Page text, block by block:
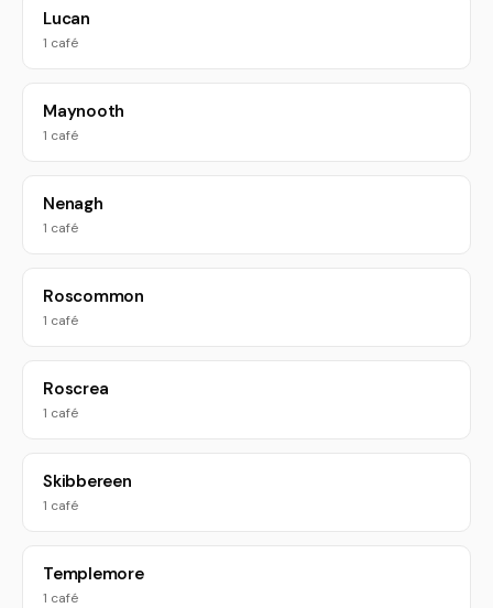
Lucan
1 café
Maynooth
1 café
Nenagh
1 café
Roscommon
1 café
Roscrea
1 café
Skibbereen
1 café
Templemore
1 café